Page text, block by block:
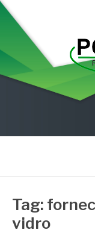
Pular
para
conteúdo
Tag:
vidro